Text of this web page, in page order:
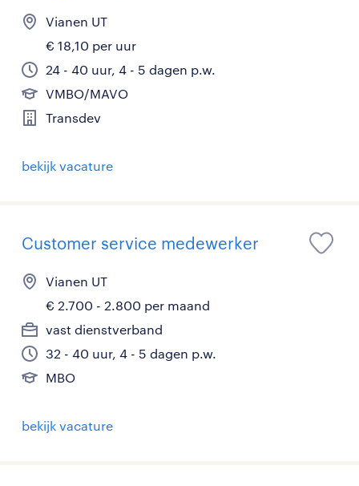
Vianen UT
€ 18,10 per uur
24 - 40 uur, 4 - 5 dagen p.w.
VMBO/MAVO
Transdev
bekijk vacature
Customer service medewerker
Vianen UT
€ 2.700 - 2.800 per maand
vast dienstverband
32 - 40 uur, 4 - 5 dagen p.w.
MBO
bekijk vacature